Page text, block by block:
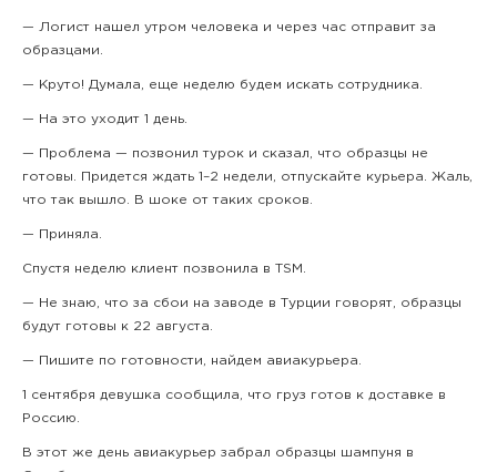
— Логист нашел утром человека и через час отправит за
образцами.
— Круто! Думала, еще неделю будем искать сотрудника.
— На это уходит 1 день.
— Проблема — позвонил турок и сказал, что образцы не
готовы. Придется ждать 1–2 недели, отпускайте курьера. Жаль,
что так вышло. В шоке от таких сроков.
— Приняла.
Спустя неделю клиент позвонила в TSM.
— Не знаю, что за сбои на заводе в Турции говорят, образцы
будут готовы к 22 августа.
— Пишите по готовности, найдем авиакурьера.
1 сентября девушка сообщила, что груз готов к доставке в
Россию.
В этот же день авиакурьер забрал образцы шампуня в